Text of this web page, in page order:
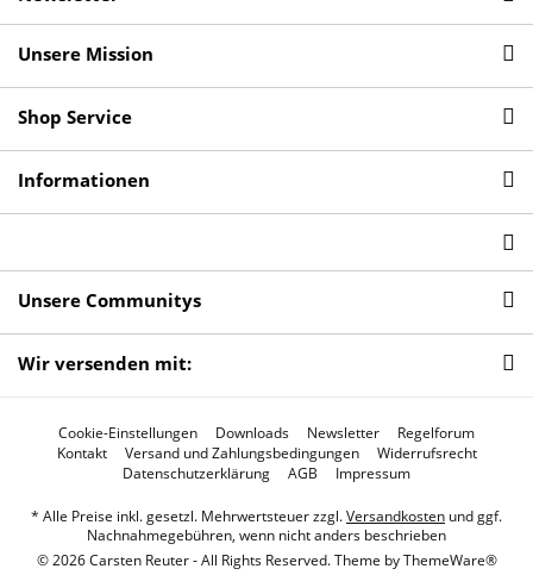
Unsere Mission
Shop Service
Informationen
Unsere Communitys
Wir versenden mit:
Cookie-Einstellungen Downloads Newsletter
Regelforum
Kontakt
Versand und Zahlungsbedingungen
Widerrufsrecht
Datenschutzerklärung
AGB Impressum
* Alle Preise inkl. gesetzl. Mehrwertsteuer zzgl.Versandkosten und ggf.
Nachnahmegebühren, wenn nicht anders beschrieben
© 2026 Carsten Reuter - All Rights Reserved. Theme byThemeWare®